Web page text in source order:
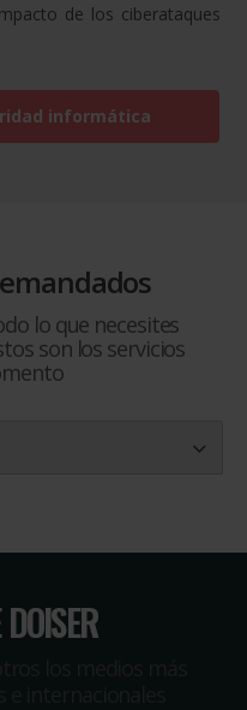
de los ciberataques
informática
lo que necesites
son los servicios